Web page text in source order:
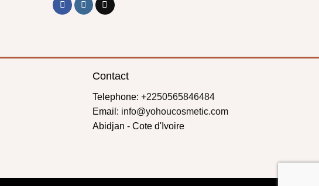
Contact
Telephone: +2250565846484
Email: info@yohoucosmetic.com
Abidjan - Cote d'Ivoire